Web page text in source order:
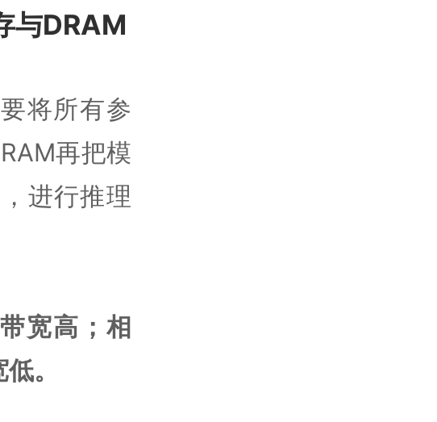
与DRAM
将所有参
再把模
进行推理
宽高；相
。